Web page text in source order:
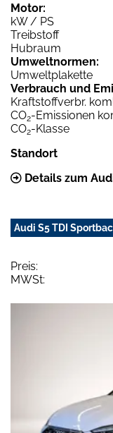
Motor:
kW / PS
Treibstoff
Hubraum
Umweltnormen:
Umweltplakette
Verbrauch und
Kraftstoffverbr.
CO2-Emissionen
CO2-Klasse
Standort
Details zum
Audi S5 TDI
Preis:
MWSt: